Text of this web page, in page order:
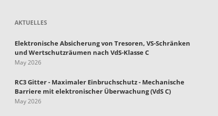
AKTUELLES
Elektronische Absicherung von Tresoren, VS-Schränken
und Wertschutzräumen nach VdS-Klasse C
May 2026
RC3 Gitter - Maximaler Einbruchschutz - Mechanische
Barriere mit elektronischer Überwachung (VdS C)
May 2026